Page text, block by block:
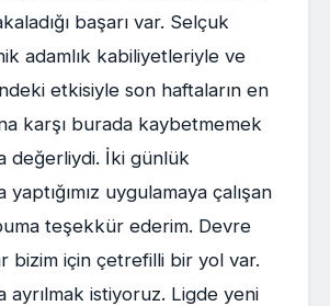
başarı var. Selçuk
adamlık kabiliyetleriyle ve
etkisiyle son haftaların en
karşı burada kaybetmemek
değerliydi. İki günlük
yaptığımız uygulamaya çalışan
teşekkür ederim. Devre
bizim için çetrefilli bir yol var.
ayrılmak istiyoruz. Ligde yeni